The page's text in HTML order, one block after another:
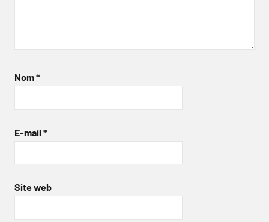
Nom*
E-mail *
Site web